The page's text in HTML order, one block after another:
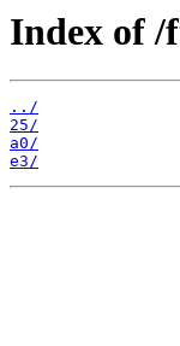
Index of /
../
25/
a0/
e3/